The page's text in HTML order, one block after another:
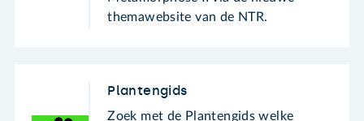
themawebsite van de NTR.
Plantengids
Zoek met de Plantengids welke